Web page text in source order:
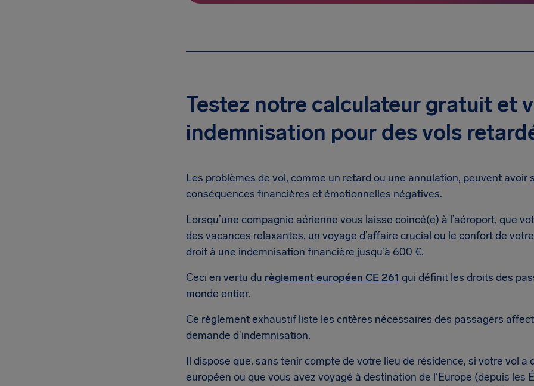
Testez notre calculateur gratuit et
indemnisation pour des vols
Les problèmes de vol, comme un retard ou une annulation, peuvent avoir
conséquences financières et émotionnelles négatives.
Lorsqu’une compagnie aérienne vous laisse coincé(e) à l’aéroport, que
des vacances relaxantes, un voyage d’affaire crucial ou le confort de
droit à une indemnisation financière jusqu’à 600 €.
Ceci en vertu du règlement européen CE 261 qui définit les droits des
monde entier.
Ce règlement exhaustif liste les critères nécessaires des passagers
demande d'indemnisation.
Il dispose que, sans tenir compte de votre lieu de résidence, si votre vol a
européen ou que vous avez voyagé à destination de l’Europe (depuis les